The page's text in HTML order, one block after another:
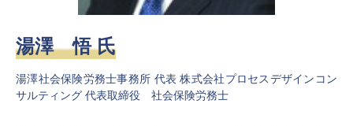
湯澤 悟 氏
湯澤社会保険労務士事務所 代表 株式会社プロセスデザインコン
サルティング 代表取締役 社会保険労務士